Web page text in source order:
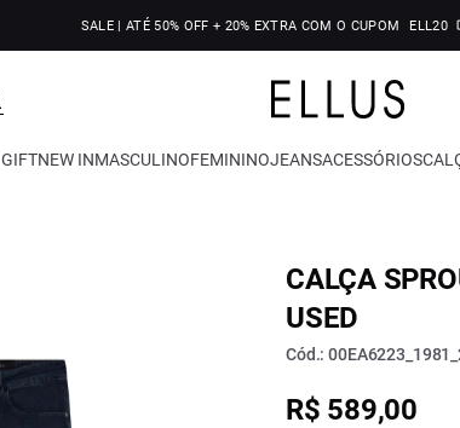
SALE | ATÉ 50% OFF + 20% EXTRA COM O CUPOM ELL20
GIFTNEW INMASCULINOFEMININOJEANSACESSÓRIOS
CALÇA
USED
Cód.:
R$ 589,00